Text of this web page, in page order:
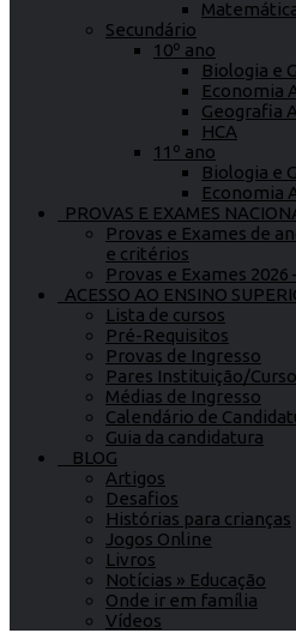
Secundário
10º ano
Biologia e
Economia
Geografia A
HCA
11º ano
Biologia e
Economia
PROVAS E EXAMES
Provas e Exames de
e critérios
Provas e Exames
ACESSO AO ENSINO
Lista de cursos
Pré-Requisitos
Provas de Ingresso
Pares Instituição/Curso
Médias de Ingresso
Calendário de
Guia da candidatura
BLOG
Artigos
Desafios
Histórias para crianças
Jogos Online
Livros
Notícias » Educação
Onde ir em família
Vídeos